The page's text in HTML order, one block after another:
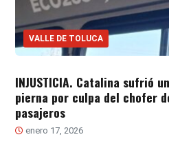
VALLE DE TOLUCA
INJUSTICIA. Catalina sufrió
pierna por culpa del chofer
pasajeros
enero 17, 2026